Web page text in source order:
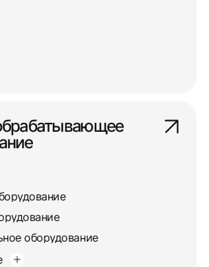
оборудование